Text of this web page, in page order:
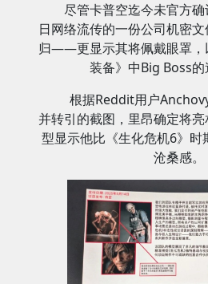
尽管卡普空迄今未官方
日网络流传的一份公司机密
归——更显示其将佩戴眼罩，
装备》中Big Boss的
根据Reddit用户
并转引的截图，里昂确定将
型显示他比《生化危机6》时
沧桑感。